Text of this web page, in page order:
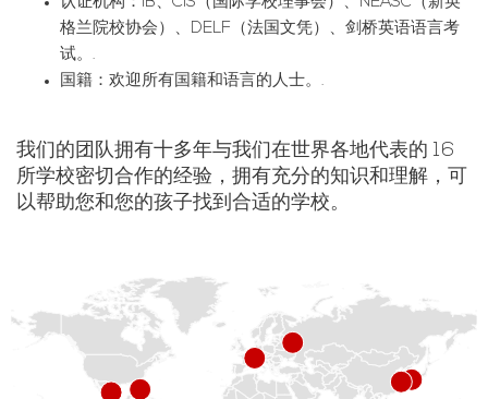
格兰院校协会）、DELF（法国文凭）、剑桥英语语言考
试。.
国籍：欢迎所有国籍和语言的人士。.
我们的团队拥有十多年与我们在世界各地代表的 16
所学校密切合作的经验，拥有充分的知识和理解，可
以帮助您和您的孩子找到合适的学校。